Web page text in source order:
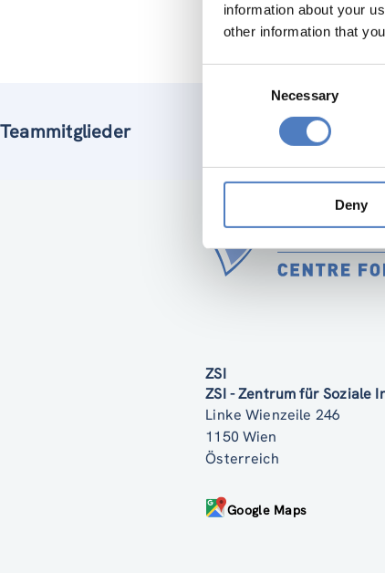
information about your
other information that
Necessary
Deny
Teammitglieder
ZSI
ZSI - Zentrum für Soziale
Linke Wienzeile 246
1150 Wien
Österreich
Google Maps